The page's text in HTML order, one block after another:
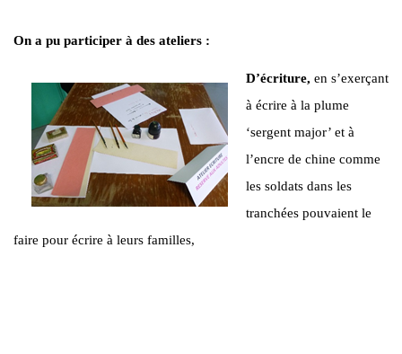
On a pu participer à des ateliers :
D’écriture, en s’exerçant
à écrire à la plume
‘sergent major’ et à
l’encre de chine comme
les soldats dans les
tranchées pouvaient le
faire pour écrire à leurs familles,